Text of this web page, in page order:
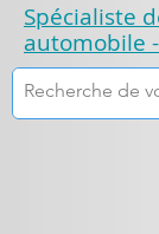
​Spécialiste
automobile